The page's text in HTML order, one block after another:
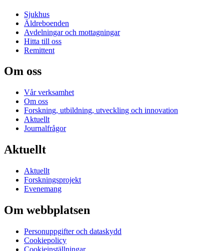
Sjukhus
Äldreboenden
Avdelningar och mottagningar
Hitta till oss
Remittent
Om oss
Vår verksamhet
Om oss
Forskning, utbildning, utveckling och innovation
Aktuellt
Journalfrågor
Aktuellt
Aktuellt
Forskningsprojekt
Evenemang
Om webbplatsen
Personuppgifter och dataskydd
Cookiepolicy
Cookieinställningar